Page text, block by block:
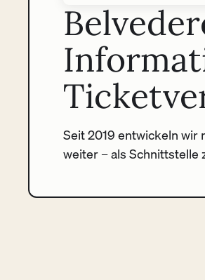
Seit 2019 entwickeln
weiter – als